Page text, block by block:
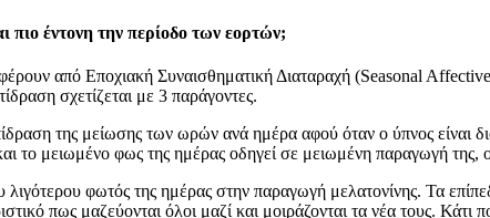
πιο έντονη την περίοδο των εορτών;
από Εποχιακή Συναισθηματική Διαταραχή (Seasonal
σχετίζεται με 3 παράγοντες.
της μείωσης των ωρών ανά ημέρα αφού όταν ο ύπνος είναι
το μειωμένο φως της ημέρας οδηγεί σε μειωμένη παραγωγή
λιγότερου φωτός της ημέρας στην παραγωγή μελατονίνης. Τα
πως μαζεύονται όλοι μαζί και μοιράζονται τα νέα τους.